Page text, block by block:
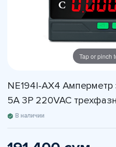
Tap or pinch
NE194I-AX4
5A 3P 220VAC
В наличии